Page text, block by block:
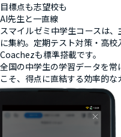
目標点も志望校も
AI先生と一直線
スマイルゼミ中学生コースは
に集約。定期テスト対策・高
Coachezも標準搭載です。
全国の中学生の学習データを
こそ、得点に直結する効率的な